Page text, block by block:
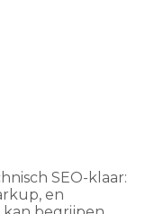
SEO-klaar:
en